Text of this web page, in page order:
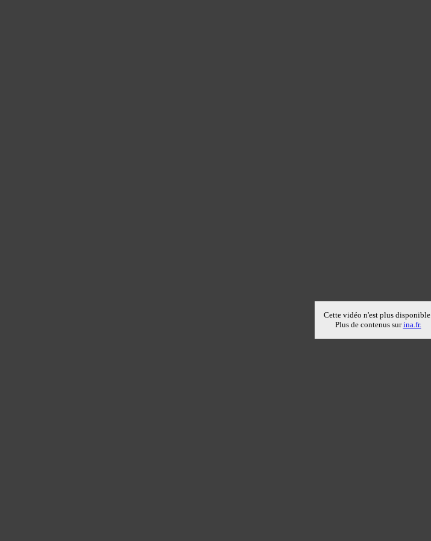
Cette vidéo n'est plus disponible.
Plus de contenus surina.fr.